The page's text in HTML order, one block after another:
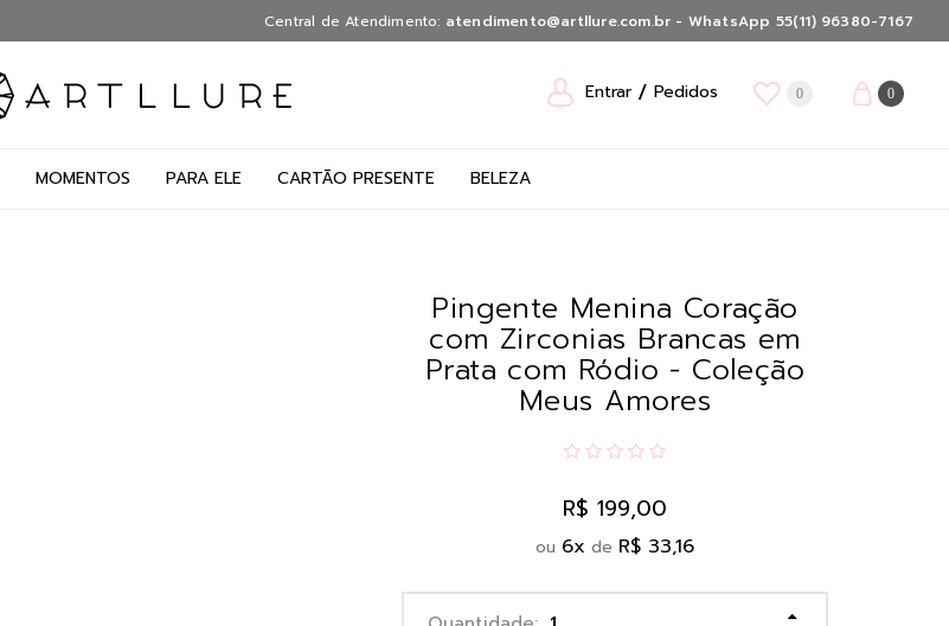
Central de Atendimento: atendimento@artllure.com.br - WhatsApp 55(11) 96380-7167
Entrar Pedidos 0 0
MOMENTOS PARA ELE CARTÃO PRESENTE BELEZA
Pingente Menina Coração
com Zirconias Brancas em
Prata com Ródio - Coleção
Meus Amores
R$ 199,00
ou 6x de R$ 33,16